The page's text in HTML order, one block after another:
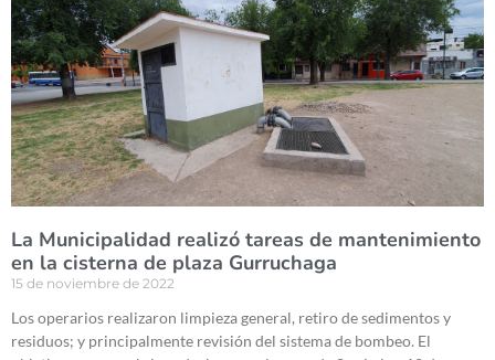
La Municipalidad realizó tareas de mantenimiento
en la cisterna de plaza Gurruchaga
15 de noviembre de 2022
Los operarios realizaron limpieza general, retiro de sedimentos y
residuos; y principalmente revisión del sistema de bombeo. El